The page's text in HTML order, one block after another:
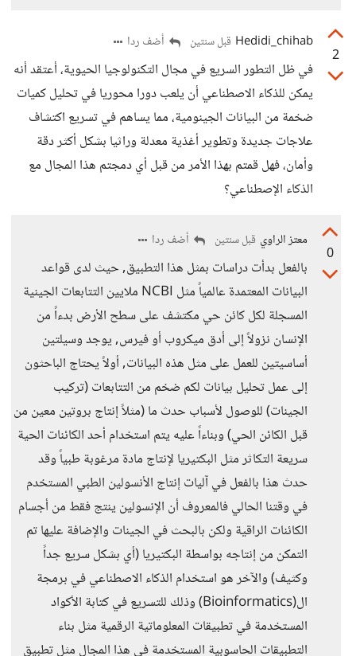
2
Hedidi_chihab قبل سنتين أضف ردا
في ظل التطور السريع في مجال التكنولوجيا الحيوية، أعتقد أنه
يمكن للذكاء الاصطناعي أن يلعب دورا محوريا في تحليل كميات
ضخمة من البيانات الجينومية، مما يساهم في تسريع اكتشاف
علاجات جديدة وتطوير أغذية معدلة وراثيا بشكل أكثر دقة
وأمان، فهل قمتم بهذا الأمر من قبل أي دمجتم هذا المجال مع
الذكاء الإصطناعي؟
0
معتز الراوي قبل سنتين أضف ردا
بالفعل بدأت دراسات بمثل هذا التطبيق, حيث لدى قواعد
البيانات المعتمدة عالمياً مثل NCBI ملايين التتابعات الجينية
المسجلة لكل كائن حي مكتشف على سطح الأرض بدءاً من
الإنسان نزولاً إلى أدق ميكروب أو فيرس, يوجد وسيلتين
أساسيتين للعمل على مثل هذه البيانات, أولاً يحتاج الباحثون
إلى عمل تحليل بيانات لكم ضخم من التتابعات (تركيب
الجينات) للوصول لأسباب حدث ما (مثلاً إنتاج بروتين معين من
قبل الكائن الحي) وبناءاً عليه يتم استخدام أحد الكائنات الحية
سريعة التكاثر مثل البكتيريا لإنتاج مادة مرغوبة طبياً وقد
حدث هذا بالفعل في آليات إنتاج الأنسولين الطبي المستخدم
في وقتنا الحالي فالمعروف أن الإنسولين ينتج فقط من أجسام
الكائنات الراقية ولكن بالبحث في الجينات والإضافة عليها تم
التمكن من إنتاجه بواسطة البكتيريا (أي بشكل سريع جداً
وكثيف) والآخر هو استخدام الذكاء الاصطناعي في برمجة
ال(Bioinformatics) وذلك للتسريع في كتابة الأكواد
المستخدمة في تطبيقات المعلوماتية الرقمية مثل بناء
التطبيقات الحاسوبية المستخدمة في هذا المجال مثل تطبيق